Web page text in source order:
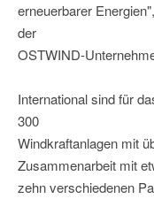
erneuerbarer
der
OSTWIND-
International sind für
300
Windkraftanlagen mit
Zusammenarbeit mit
zehn verschiedenen